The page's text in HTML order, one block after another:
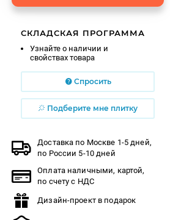
СКЛАДСКАЯ ПРОГРАММА
Узнайте о наличии и
свойствах товара
Спросить
Подберите мне плитку
Доставка по Москве 1-5 дней,
по России 5-10 дней
Оплата наличными, картой,
по счету с НДС
Дизайн-проект в подарок